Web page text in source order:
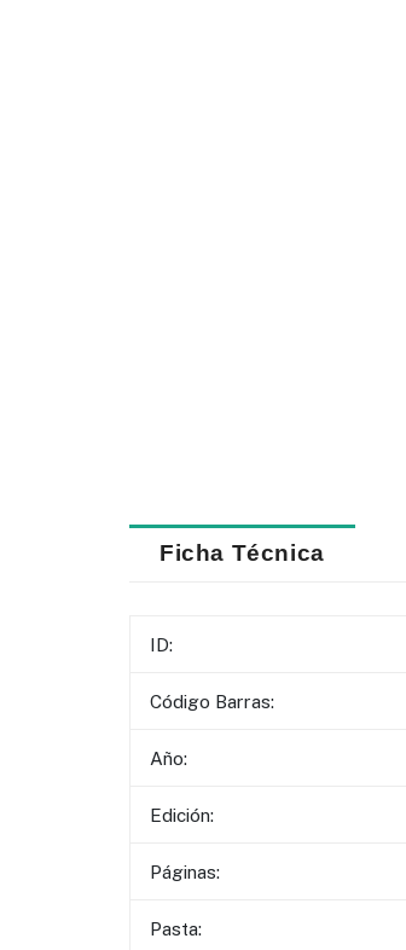
Ficha Técnica
ID:
Código Barras:
Año:
Edición:
Páginas:
Pasta: